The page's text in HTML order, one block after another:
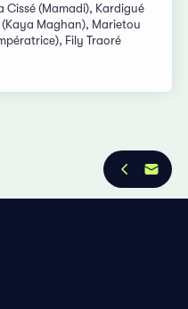
Cissé (Mamadi), Kardigué
(Kaya Maghan), Marietou
Fily Traoré